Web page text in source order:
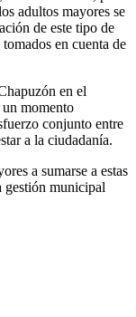
adultos mayores se
de este tipo de
tomados en cuenta de
en el
momento
conjunto entre
a la ciudadanía.
a sumarse a estas
gestión municipal